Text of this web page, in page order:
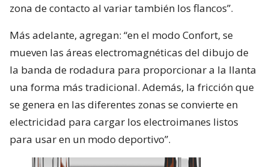
zona de contacto al variar también los flancos”.
Más adelante, agregan: “en el modo Confort, se
mueven las áreas electromagnéticas del dibujo de
la banda de rodadura para proporcionar a la llanta
una forma más tradicional. Además, la fricción que
se genera en las diferentes zonas se convierte en
electricidad para cargar los electroimanes listos
para usar en un modo deportivo”.